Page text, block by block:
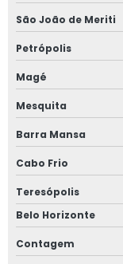
São João de Meriti
Petrópolis
Magé
Mesquita
Barra Mansa
Cabo Frio
Teresópolis
Belo Horizonte
Contagem